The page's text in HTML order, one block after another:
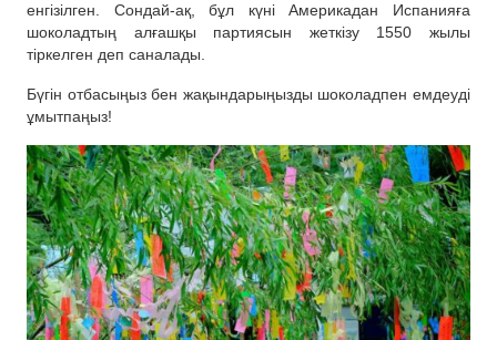
енгізілген. Сондай-ақ, бұл күні Америкадан Испанияға
шоколадтың алғашқы партиясын жеткізу 1550 жылы
тіркелген деп саналады.
Бүгін отбасыңыз бен жақындарыңызды шоколадпен емдеуді
ұмытпаңыз!